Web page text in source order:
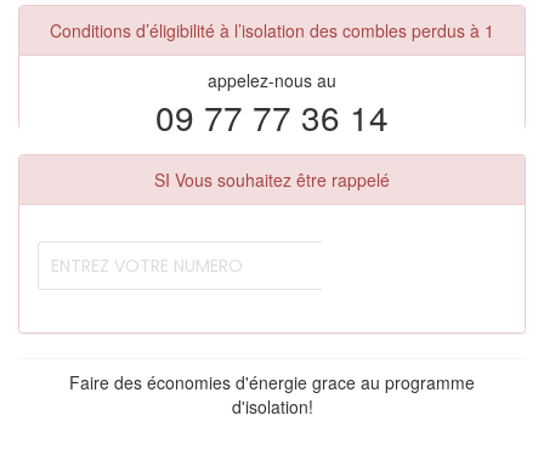
Conditions d’éligibilité à l’isolation des combles perdus à 1
appelez-nous au
09 77 77 36 14
SI Vous souhaitez être rappelé
Faire des économies d'énergie grace au programme
d'isolation!